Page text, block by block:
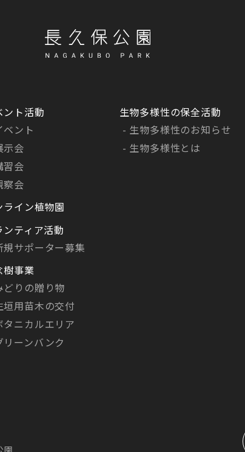
ント活動
ベント
示会
習会
察会
ライン植物園
ンティア活動
規サポーター募集
樹事業
どりの贈り物
垣用苗木の交付
タニカルエリア
リーンバンク
生物多様性の保全活動
生物多様性のお知らせ
生物多様性とは
園